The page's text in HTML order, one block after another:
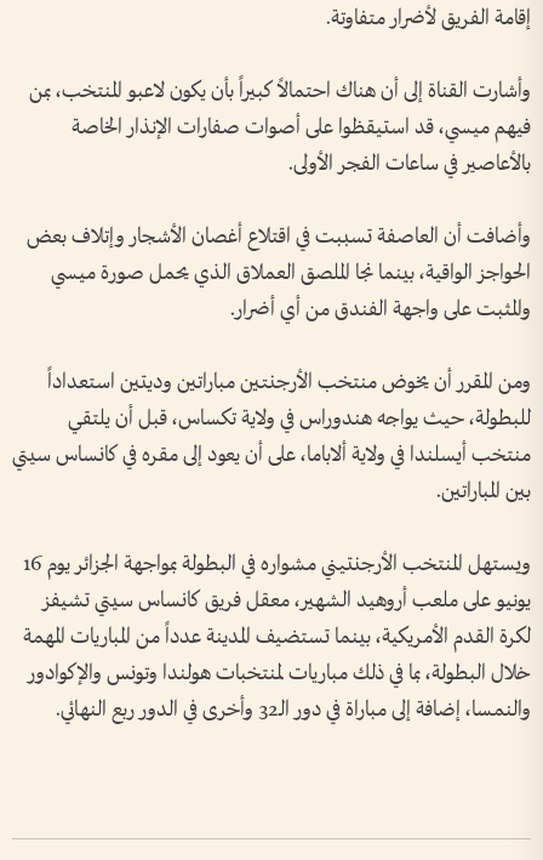
إقامة الفريق لأضرار متفاوتة.
وأشارت القناة إلى أن هناك احتمالاً كبيراً بأن يكون لاعبو المنتخب، بمن
فيهم ميسي، قد استيقظوا على أصوات صفارات الإنذار الخاصة
بالأعاصير في ساعات الفجر الأولى.
وأضافت أن العاصفة تسببت في اقتلاع أغصان الأشجار وإتلاف بعض
الحواجز الواقية، بينما نجا الملصق العملاق الذي يحمل صورة ميسي
والمثبت على واجهة الفندق من أي أضرار.
ومن المقرر أن يخوض منتخب الأرجنتين مباراتين وديتين استعداداً
للبطولة، حيث يواجه هندوراس في ولاية تكساس، قبل أن يلتقي
منتخب أيسلندا في ولاية ألاباما، على أن يعود إلى مقره في كانساس سيتي
بين المباراتين.
ويستهل المنتخب الأرجنتيني مشواره في البطولة بمواجهة الجزائر يوم 16
يونيو على ملعب أروهيد الشهير، معقل فريق كانساس سيتي تشيفز
لكرة القدم الأمريكية، بينما تستضيف المدينة عدداً من المباريات المهمة
خلال البطولة، بما في ذلك مباريات لمنتخبات هولندا وتونس والإكوادور
والنمسا، إضافة إلى مباراة في دور الـ32 وأخرى في الدور ربع النهائي.